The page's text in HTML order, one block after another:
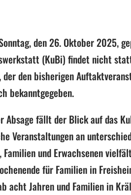
den 26. Oktober 2025,
(KuBi) findet nicht
der den bisherigen
bekanntgegeben.
Absage fällt der Blick auf das
Veranstaltungen an
Familien und Erwachsenen
für Familien in
acht Jahren und Familien in